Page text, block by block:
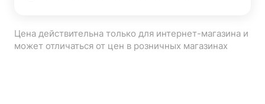
Цена действительна только для интернет-магазина и
может отличаться от цен в розничных магазинах